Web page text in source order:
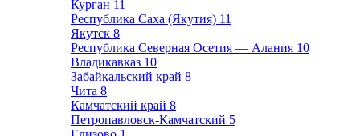
Курган 11
Республика Саха (Якутия) 11
Якутск 8
Республика Северная Осетия — Алания 10
Владикавказ 10
Забайкальский край 8
Чита 8
Камчатский край 8
Петропавловск-Камчатский 5